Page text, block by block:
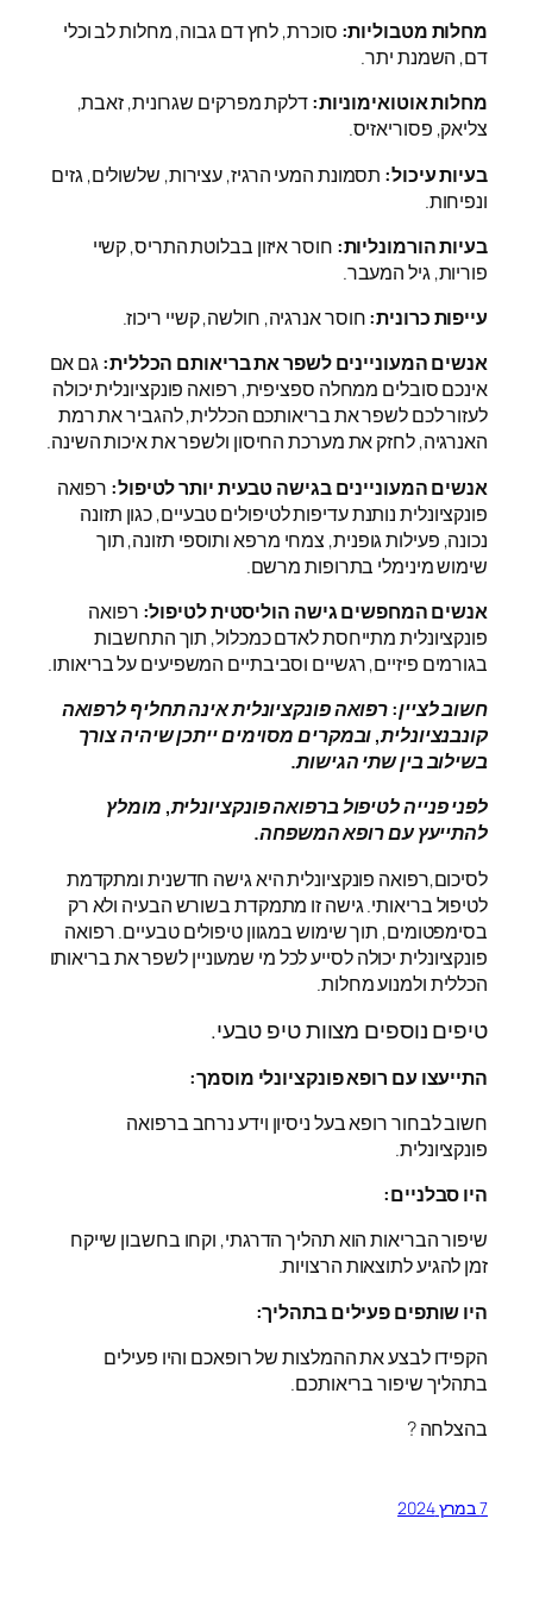
מחלות מטבוליות: סוכרת, לחץ דם גבוה, מחלות לב וכלי
דם, השמנת יתר.
מחלות אוטואימוניות:דלקת מפרקים שגרונית, זאבת,
צליאק, פסוריאזיס.
בעיות עיכול: תסמונת המעי הרגיז, עצירות, שלשולים, גזים
ונפיחות.
בעיות הורמונליות: חוסר איזון בבלוטת התריס, קשיי
פוריות, גיל המעבר.
עייפות כרונית:חוסר אנרגיה, חולשה, קשיי ריכוז.
אנשים המעוניינים לשפר את בריאותם הכללית:גם אם
אינכם סובלים ממחלה ספציפית, רפואה פונקציונלית יכולה
לעזור לכם לשפר את בריאותכם הכללית, להגביר את רמת
האנרגיה, לחזק את מערכת החיסון ולשפר את איכות השינה.
אנשים המעוניינים בגישה טבעית יותר לטיפול: רפואה
פונקציונלית נותנת עדיפות לטיפולים טבעיים, כגון תזונה
נכונה, פעילות גופנית, צמחי מרפא ותוספי תזונה, תוך
שימוש מינימלי בתרופות מרשם.
אנשים המחפשים גישה הוליסטית לטיפול: רפואה
פונקציונלית מתייחסת לאדם כמכלול, תוך התחשבות
בגורמים פיזיים, רגשיים וסביבתיים המשפיעים על בריאותו.
חשוב לציין: רפואה פונקציונלית אינה תחליף לרפואה
קונבנציונלית, ובמקרים מסוימים ייתכן שיהיה צורך
בשילוב בין שתי הגישות.
לפני פנייה לטיפול ברפואה פונקציונלית, מומלץ
להתייעץ עם רופא המשפחה.
לסיכום,רפואה פונקציונלית היא גישה חדשנית ומתקדמת
לטיפול בריאותי. גישה זו מתמקדת בשורש הבעיה ולא רק
בסימפטומים, תוך שימוש במגוון טיפולים טבעיים. רפואה
פונקציונלית יכולה לסייע לכל מי שמעוניין לשפר את בריאותו
הכללית ולמנוע מחלות.
טיפים נוספים מצוות טיפ טבעי.
התייעצו עם רופא פונקציונלי מוסמך:
חשוב לבחור רופא בעל ניסיון וידע נרחב ברפואה
פונקציונלית.
היו סבלניים:
שיפור הבריאות הוא תהליך הדרגתי, וקחו בחשבון שייקח
זמן להגיע לתוצאות הרצויות.
היו שותפים פעילים בתהליך:
הקפידו לבצע את ההמלצות של רופאכם והיו פעילים
בתהליך שיפור בריאותכם.
בהצלחה ?
7 במרץ 2024